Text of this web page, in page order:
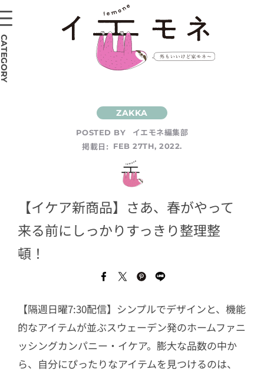
POSTED BY
イエモネ編集部
掲載日:
FEB 27TH, 2022.
【イケア新商品】さあ、春がやって
来る前にしっかりすっきり整理整
頓！
【隔週日曜7:30配信】シンプルでデザインと、機能
的なアイテムが並ぶスウェーデン発のホームファニ
ッシングカンパニー・イケア。膨大な品数の中か
ら、自分にぴったりなアイテムを見つけるのは、